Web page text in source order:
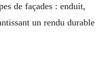
de façades : enduit,
un rendu durable